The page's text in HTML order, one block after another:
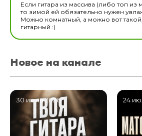
Если гитара из массива (либо топ из
то зимой ей обязательно нужен
Можно комнатный, а можно вот такой,
гитарный :)
Новое на канале
30 июля 2026 24